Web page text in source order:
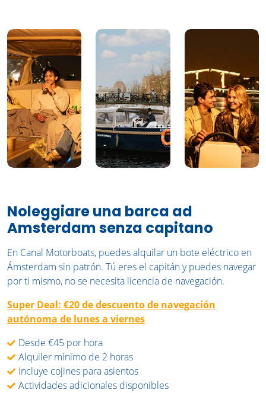
Noleggiare una barca ad
Amsterdam senza capitano
En Canal Motorboats, puedes alquilar un bote eléctrico en
Ámsterdam sin patrón. Tú eres el capitán y puedes navegar
por ti mismo, no se necesita licencia de navegación.
Super Deal: €20 de descuento de navegación
autónoma de lunes a viernes
Desde €45 por hora
Alquiler mínimo de 2 horas
Incluye cojines para asientos
Actividades adicionales disponibles